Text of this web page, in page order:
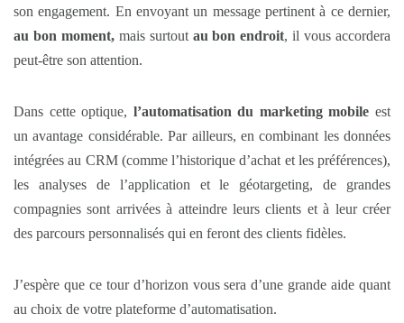
son engagement. En envoyant un message pertinent à ce dernier,
au bon moment, mais surtout au bon endroit, il vous accordera
peut-être son attention.
Dans cette optique, l’automatisation du marketing mobileest
un avantage considérable. Par ailleurs, en combinant les données
intégrées au CRM (comme l’historique d’achat et les préférences),
les analyses de l’application et le géotargeting, de grandes
compagnies sont arrivées à atteindre leurs clients et à leur créer
des parcours personnalisés qui en feront des clients fidèles.
J’espère que ce tour d’horizon vous sera d’une grande aide quant
au choix de votre plateforme d’automatisation.